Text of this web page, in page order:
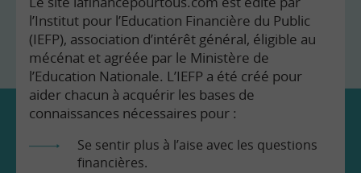
l’Institut pour l’Education Financière du Public
(IEFP), association d’intérêt général, éligible au
mécénat et agréée par le Ministère de
l’Education Nationale. L’IEFP a été créé pour
aider chacun à acquérir les bases de
connaissances nécessaires pour :
Se sentir plus à l’aise avec les questions
financières.